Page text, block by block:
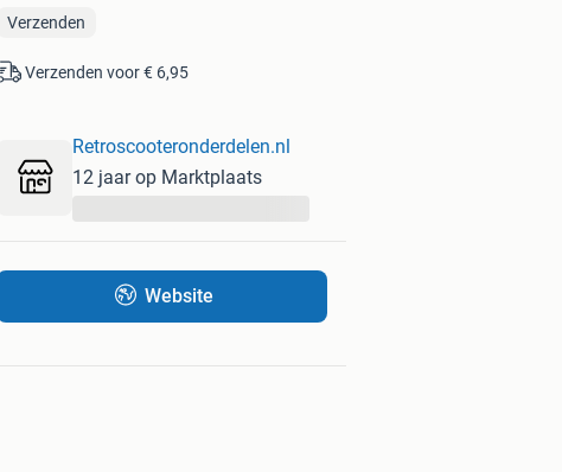
Verzenden
Verzenden voor € 6,95
Retroscooteronderdelen.nl
12 jaar op Marktplaats
Website